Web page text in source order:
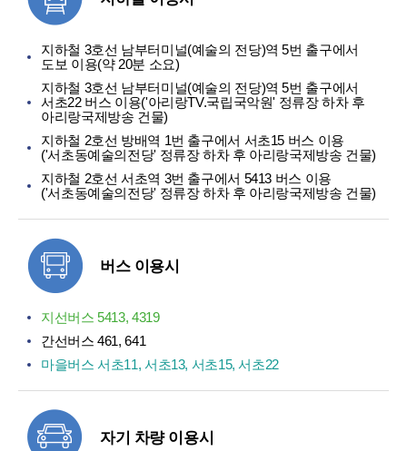
지하철 3호선 남부터미널(예술의 전당)역 5번 출구에서
도보 이용(약 20분 소요)
지하철 3호선 남부터미널(예술의 전당)역 5번 출구에서
서초22 버스 이용('아리랑TV.국립국악원' 정류장 하차 후
아리랑국제방송 건물)
지하철 2호선 방배역 1번 출구에서 서초15 버스 이용
('서초동예술의전당' 정류장 하차 후 아리랑국제방송 건물)
지하철 2호선 서초역 3번 출구에서 5413 버스 이용
('서초동예술의전당' 정류장 하차 후 아리랑국제방송 건물)
버스 이용시
지선버스 5413, 4319
간선버스 461, 641
마을버스 서초11, 서초13, 서초15, 서초22
자기 차량 이용시